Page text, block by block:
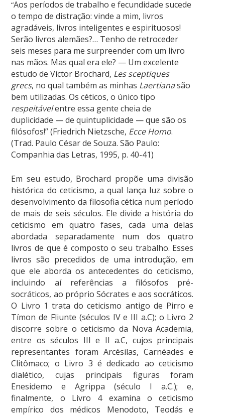
“Aos períodos de trabalho e fecundidade sucede
o tempo de distração: vinde a mim, livros
agradáveis, livros inteligentes e espirituosos!
Serão livros alemães?… Tenho de retroceder
seis meses para me surpreender com um livro
nas mãos. Mas qual era ele? — Um excelente
estudo de Victor Brochard, Les sceptiques
grecs, no qual também as minhas Laertianasão
bem utilizadas. Os céticos, o único tipo
respeitávelentre essa gente cheia de
duplicidade — de quintuplicidade — que são os
filósofos!” (Friedrich Nietzsche, Ecce Homo.
(Trad. Paulo César de Souza. São Paulo:
Companhia das Letras, 1995, p. 40-41)
Em seu estudo, Brochard propõe uma divisão
histórica do ceticismo, a qual lança luz sobre o
desenvolvimento da filosofia cética num período
de mais de seis séculos. Ele divide a história do
ceticismo em quatro fases, cada uma delas
abordada separadamente num dos quatro
livros de que é composto o seu trabalho. Esses
livros são precedidos de uma introdução, em
que ele aborda os antecedentes do ceticismo,
incluindo aí referências a filósofos pré-
socráticos, ao próprio Sócrates e aos socráticos.
O Livro 1 trata do ceticismo antigo de Pirro e
Tímon de Fliunte (séculos IV e III a.C); o Livro 2
discorre sobre o ceticismo da Nova Academia,
entre os séculos III e II a.C, cujos principais
representantes foram Arcésilas, Carnéades e
Clitômaco; o Livro 3 é dedicado ao ceticismo
dialético, cujas principais figuras foram
Enesidemo e Agrippa (século I a.C.); e,
finalmente, o Livro 4 examina o ceticismo
empírico dos médicos Menodoto, Teodás e